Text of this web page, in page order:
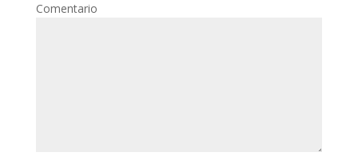
Comentario